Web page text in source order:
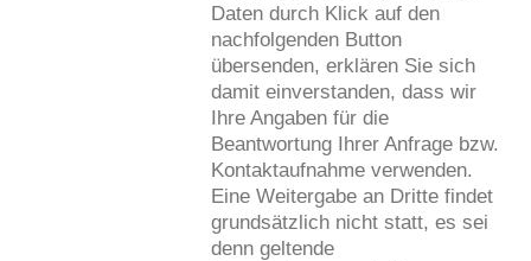
Daten durch Klick auf den
nachfolgenden Button
übersenden, erklären Sie sich
damit einverstanden, dass wir
Ihre Angaben für die
Beantwortung Ihrer Anfrage bzw.
Kontaktaufnahme verwenden.
Eine Weitergabe an Dritte findet
grundsätzlich nicht statt, es sei
denn geltende